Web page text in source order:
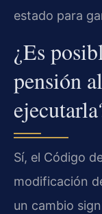
estado para
¿Es
pensión
Sí, el Código
modificación
un cambio